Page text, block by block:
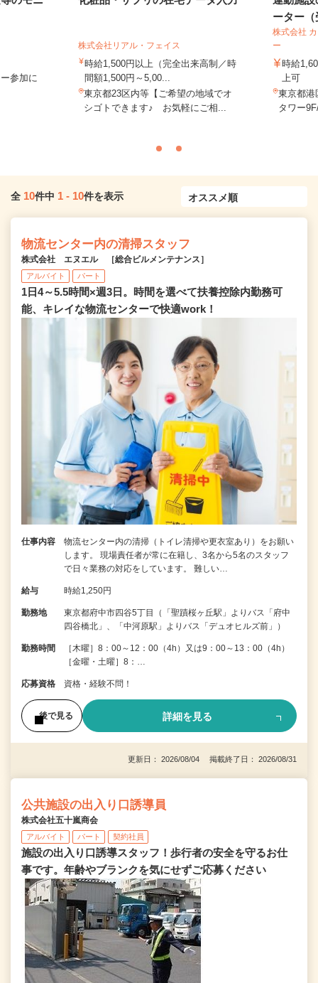
参加に
株式会社リアル・フェイス
時給1,500円以上（完全出来高制／時
間額1,500円～5,00...
東京都23区内等【ご希望の地域でオ
シゴトできます♪ お気軽にご相...
ーター
株式会社
ー
時給
上可
東京都港
タワー
全 10件中 1 - 10件を表示
物流センター内の清掃スタッフ
株式会社 エヌエル ［総合ビルメンテナンス］
アルバイト パート
1日4～5.5時間×週3日。時間を選べて扶養控除内勤務可
能、キレイな物流センターで快適work！
仕事内容
物流センター内の清掃（トイレ清掃や更衣室あり）をお願い
します。 現場責任者が常に在籍し、3名から5名のスタッフ
で日々業務の対応をしています。 難しい…
給与 時給1,250円
勤務地
東京都府中市四谷5丁目（「聖蹟桜ヶ丘駅」よりバス「府中
四谷橋北」、「中河原駅」よりバス「デュオヒルズ前」）
勤務時間
［木曜］8：00～12：00（4h）又は9：00～13：00（4h）
［金曜・土曜］8：…
応募資格 資格・経験不問！
後で見る 詳細を見る
更新日： 2026/08/04 掲載終了日： 2026/08/31
公共施設の出入り口誘導員
株式会社五十嵐商会
アルバイト パート 契約社員
施設の出入り口誘導スタッフ！歩行者の安全を守るお仕
事です。年齢やブランクを気にせずご応募ください